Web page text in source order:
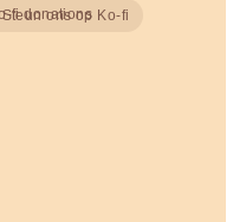
Steun ons op Ko-fi